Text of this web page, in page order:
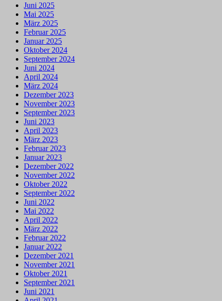
Juni 2025
Mai 2025
März 2025
Februar 2025
Januar 2025
Oktober 2024
September 2024
Juni 2024
April 2024
März 2024
Dezember 2023
November 2023
September 2023
Juni 2023
April 2023
März 2023
Februar 2023
Januar 2023
Dezember 2022
November 2022
Oktober 2022
September 2022
Juni 2022
Mai 2022
April 2022
März 2022
Februar 2022
Januar 2022
Dezember 2021
November 2021
Oktober 2021
September 2021
Juni 2021